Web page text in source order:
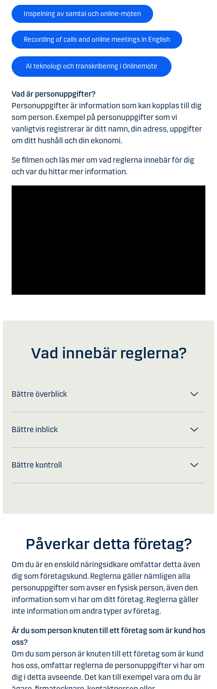
Inspelning av samtal och online-möten
Recording of calls and online meetings in English
AI teknologi och transkribering i Onlinemöte
Vad är personuppgifter?
Personuppgifter är information som kan kopplas till dig
som person. Exempel på personuppgifter som vi
vanligtvis registrerar är ditt namn, din adress, uppgifter
om ditt hushåll och din ekonomi.
Se filmen och läs mer om vad reglerna innebär för dig
och var du hittar mer information.
Vad innebär reglerna?
Bättre överblick
Bättre inblick
Bättre kontroll
Påverkar detta företag?
Om du är en enskild näringsidkare omfattar detta även
dig som företagskund. Reglerna gäller nämligen alla
personuppgifter som avser en fysisk person, även den
information som vi har om ditt företag. Reglerna gäller
inte information om andra typer av företag.
Är du som person knuten till ett företag som är kund hos
oss?
Om du som person är knuten till ett företag som är kund
hos oss, omfattar reglerna de personuppgifter vi har om
dig i detta avseende. Det kan till exempel vara om du är